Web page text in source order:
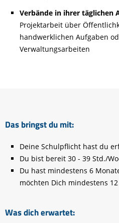
Verbände in ihrer täglichen
Projektarbeit über
handwerklichen Aufgaben
Verwaltungsarbeiten
Das bringst du mit:
Deine Schulpflicht hast du
Du bist bereit 30 - 39 Std./
Du hast mindestens 6
möchten Dich mindestens 12
Was dich erwartet: